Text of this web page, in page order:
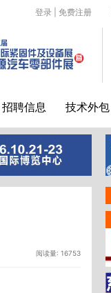
登录 免费注册
招聘信息 技术外包
阅读量: 16753